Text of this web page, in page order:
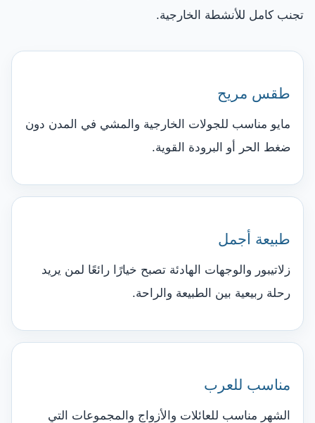
تجنب كامل للأنشطة الخارجية.
طقس مريح
مايو مناسب للجولات الخارجية والمشي في المدن دون
ضغط الحر أو البرودة القوية.
طبيعة أجمل
زلاتيبور والوجهات الهادئة تصبح خيارًا رائعًا لمن يريد
رحلة ربيعية بين الطبيعة والراحة.
مناسب للعرب
الشهر مناسب للعائلات والأزواج والمجموعات التي